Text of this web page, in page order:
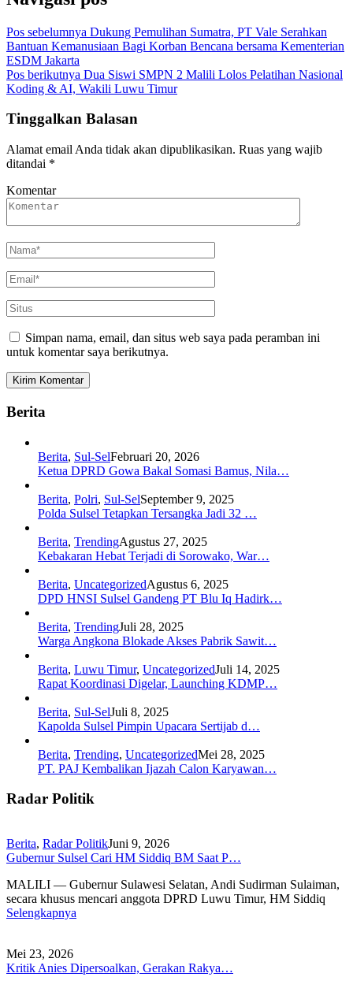
Pos sebelumnya Dukung Pemulihan Sumatra, PT Vale Serahkan
Bantuan Kemanusiaan Bagi Korban Bencana bersama Kementerian
ESDM Jakarta
Pos berikutnya Dua Siswi SMPN 2 Malili Lolos Pelatihan Nasional
Koding & AI, Wakili Luwu Timur
Tinggalkan Balasan
Alamat email Anda tidak akan dipublikasikan. Ruas yang wajib
ditandai *
Komentar
Simpan nama, email, dan situs web saya pada peramban ini
untuk komentar saya berikutnya.
Berita
Berita, Sul-SelFebruari 20, 2026
Ketua DPRD Gowa Bakal Somasi Bamus, Nila…
Berita, Polri, Sul-SelSeptember 9, 2025
Polda Sulsel Tetapkan Tersangka Jadi 32 …
Berita, TrendingAgustus 27, 2025
Kebakaran Hebat Terjadi di Sorowako, War…
Berita, UncategorizedAgustus 6, 2025
DPD HNSI Sulsel Gandeng PT Blu Iq Hadirk…
Berita, TrendingJuli 28, 2025
Warga Angkona Blokade Akses Pabrik Sawit…
Berita, Luwu Timur, UncategorizedJuli 14, 2025
Rapat Koordinasi Digelar, Launching KDMP…
Berita, Sul-SelJuli 8, 2025
Kapolda Sulsel Pimpin Upacara Sertijab d…
Berita, Trending, UncategorizedMei 28, 2025
PT. PAJ Kembalikan Ijazah Calon Karyawan…
Radar Politik
Berita, Radar PolitikJuni 9, 2026
Gubernur Sulsel Cari HM Siddiq BM Saat P…
MALILI — Gubernur Sulawesi Selatan, Andi Sudirman Sulaiman,
secara khusus mencari anggota DPRD Luwu Timur, HM Siddiq
Selengkapnya
Mei 23, 2026
Kritik Anies Dipersoalkan, Gerakan Rakya…